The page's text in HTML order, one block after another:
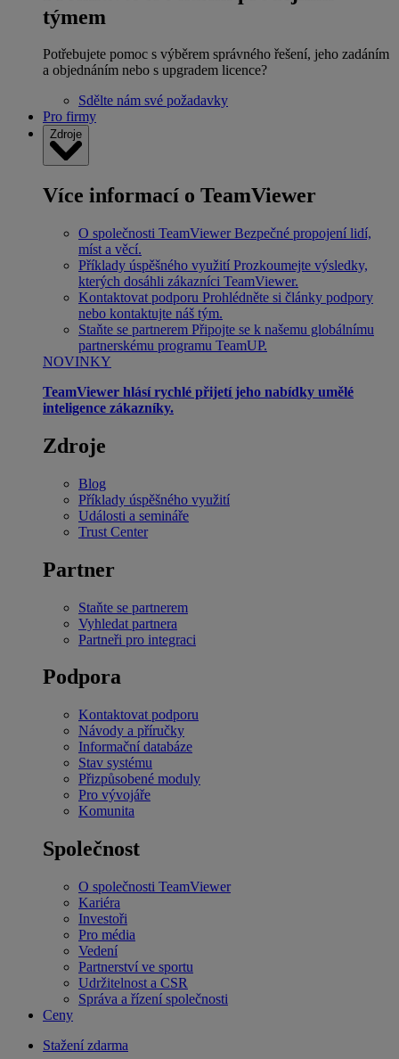
týmem
Potřebujete pomoc s výběrem správného řešení, jeho zadáním
a objednáním nebo s upgradem licence?
Sdělte nám své požadavky
Pro firmy
Zdroje
Více informací o TeamViewer
O společnosti TeamViewer Bezpečné propojení lidí,
míst a věcí.
Příklady úspěšného využití Prozkoumejte výsledky,
kterých dosáhli zákazníci TeamViewer.
Kontaktovat podporu Prohlédněte si články podpory
nebo kontaktujte náš tým.
Staňte se partnerem Připojte se k našemu globálnímu
partnerskému programu TeamUP.
NOVINKY
TeamViewer hlásí rychlé přijetí jeho nabídky umělé
inteligence zákazníky.
Zdroje
Blog
Příklady úspěšného využití
Události a semináře
Trust Center
Partner
Staňte se partnerem
Vyhledat partnera
Partneři pro integraci
Podpora
Kontaktovat podporu
Návody a příručky
Informační databáze
Stav systému
Přizpůsobené moduly
Pro vývojáře
Komunita
Společnost
O společnosti TeamViewer
Kariéra
Investoři
Pro média
Vedení
Partnerství ve sportu
Udržitelnost a CSR
Správa a řízení společnosti
Ceny
Stažení zdarma